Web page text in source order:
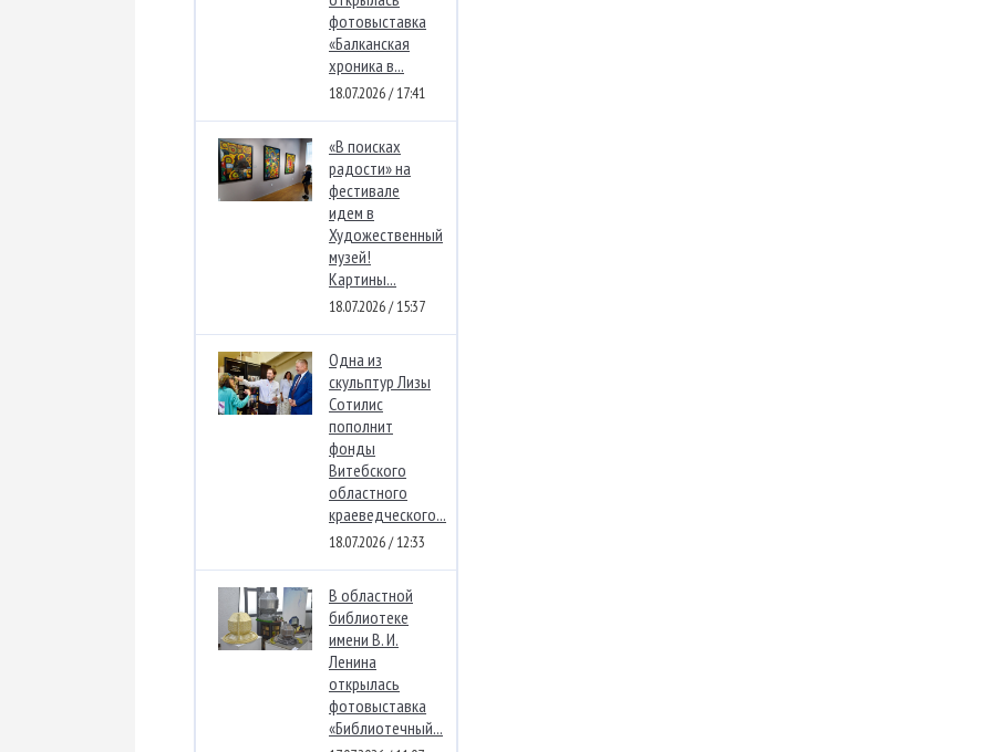
фотовыставка
«Балканская
хроника в...
18.07.2026 / 17:41
«В поисках
радости» на
фестивале
идем в
Художественный
музей!
Картины...
18.07.2026 / 15:37
Одна из
скульптур Лизы
Сотилис
пополнит
фонды
Витебского
областного
краеведческого...
18.07.2026 / 12:33
В областной
библиотеке
имени В. И.
Ленина
открылась
фотовыставка
«Библиотечный...